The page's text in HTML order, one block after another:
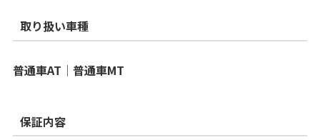
取り扱い車種
普通車AT│普通車MT
保証内容